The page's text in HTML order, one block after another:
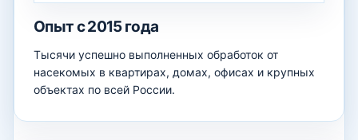
Опыт с 2015 года
Тысячи успешно выполненных обработок от
насекомых в квартирах, домах, офисах и крупных
объектах по всей России.